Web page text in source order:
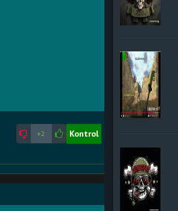
+2 Kontrol